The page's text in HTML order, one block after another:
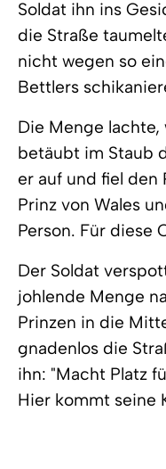
Soldat ihn ins
die Straße
nicht wegen so
Bettlers
Die Menge lachte,
betäubt im Staub
er auf und fiel den
Prinz von Wales
Person. Für diese
Der Soldat
johlende Menge
Prinzen in die
gnadenlos die
ihn: "Macht Platz
Hier kommt seine